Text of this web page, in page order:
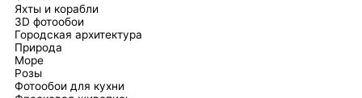
Яхты и корабли
3D фотообои
Городская архитектура
Природа
Море
Розы
Фотообои для кухни